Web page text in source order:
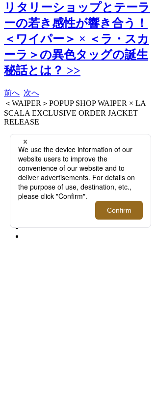
リタリーショップとテーラ
ーの若き感性が響き合う！
＜ワイパー＞ × ＜ラ・スカ
ーラ＞の異色タッグの誕生
秘話とは？ >>
前へ 次へ
＜WAIPER＞POPUP SHOP WAIPER × LA
SCALA EXCLUSIVE ORDER JACKET
RELEASE